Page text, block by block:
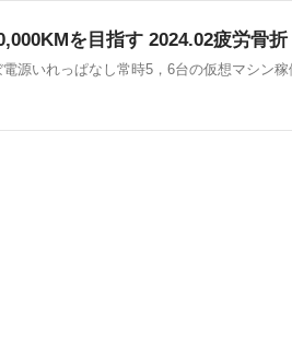
を目指す 2024.02疲労骨